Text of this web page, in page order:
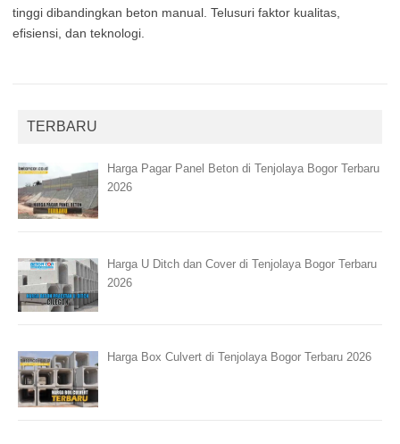
tinggi dibandingkan beton manual. Telusuri faktor kualitas,
efisiensi, dan teknologi.
TERBARU
Harga Pagar Panel Beton di Tenjolaya Bogor Terbaru
2026
Harga U Ditch dan Cover di Tenjolaya Bogor Terbaru
2026
Harga Box Culvert di Tenjolaya Bogor Terbaru 2026